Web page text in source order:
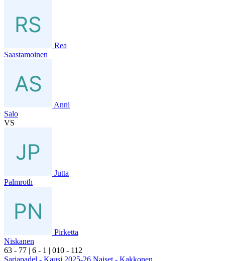
Rea
Saastamoinen
Anni
Salo
VS
Jutta
Palmroth
Pirketta
Niskanen
63 - 77 | 6 - 1 | 010 - 112
Sarjapadel - Kausi 2025-26 Naiset - Kakkonen